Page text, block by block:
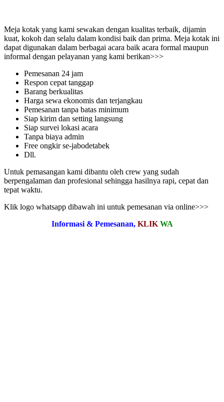
Meja kotak yang kami sewakan dengan kualitas terbaik, dijamin
kuat, kokoh dan selalu dalam kondisi baik dan prima. Meja kotak ini
dapat digunakan dalam berbagai acara baik acara formal maupun
informal dengan pelayanan yang kami berikan>>>
Pemesanan 24 jam
Respon cepat tanggap
Barang berkualitas
Harga sewa ekonomis dan terjangkau
Pemesanan tanpa batas minimum
Siap kirim dan setting langsung
Siap survei lokasi acara
Tanpa biaya admin
Free ongkir se-jabodetabek
Dll.
Untuk pemasangan kami dibantu oleh crew yang sudah
berpengalaman dan profesional sehingga hasilnya rapi, cepat dan
tepat waktu.
Klik logo whatsapp dibawah ini untuk pemesanan via online>>>
Informasi & Pemesanan, KLIK WA